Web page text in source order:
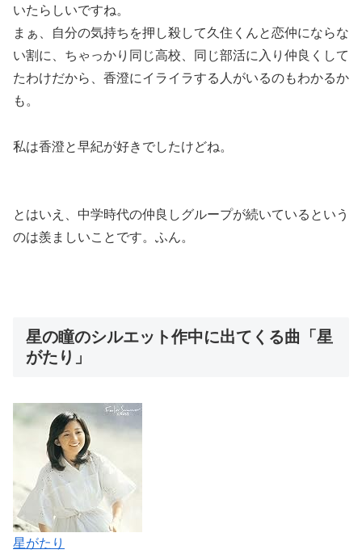
いたらしいですね。
まぁ、
自分の気持ちを押し殺して久住くんと恋仲にならな
い割に、ちゃっかり同じ高校、同じ部活に入り仲良くして
たわけだから、香澄にイライラする人がいるのもわかるか
も。
私は香澄と早紀が好きでしたけどね。
とはいえ、 中学時代の仲良しグループが続いているという
のは羨ましいこと です。ふん。
星の瞳のシルエット作中に出てくる曲「星
がたり」
星がたり